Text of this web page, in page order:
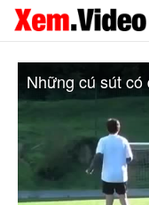
Những cú sút